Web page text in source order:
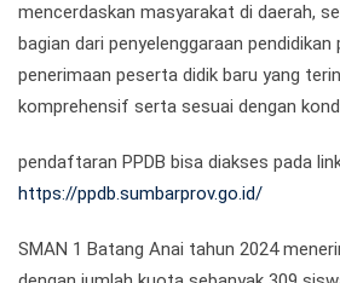
mencerdaskan masyarakat di daerah,
bagian dari penyelenggaraan pendidikan
penerimaan peserta didik baru yang
komprehensif serta sesuai dengan
pendaftaran PPDB bisa diakses pada
https://ppdb.sumbarprov.go.id/
SMAN 1 Batang Anai tahun 2024